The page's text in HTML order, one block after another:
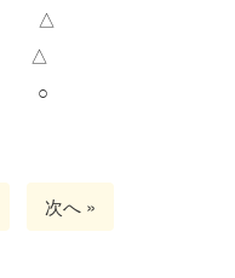
△
△
○
次へ »